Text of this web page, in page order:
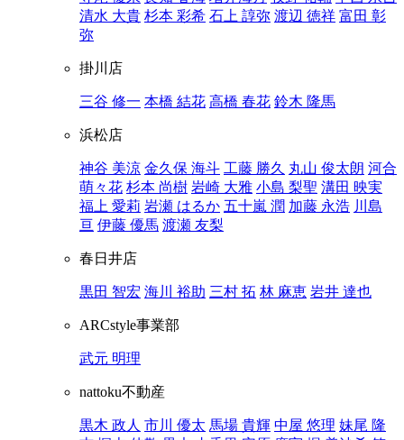
清水 大貴 杉本 彩希 石上 諄弥 渡辺 徳祥 富田 彰
弥
掛川店
三谷 修一 本橋 結花 高橋 春花 鈴木 隆馬
浜松店
神谷 美涼 金久保 海斗 工藤 勝久 丸山 俊太朗 河合
萌々花 杉本 尚樹 岩崎 大雅 小島 梨聖 溝田 映実
福上 愛莉 岩瀬 はるか 五十嵐 潤 加藤 永浩 川島
亘 伊藤 優馬 渡瀬 友梨
春日井店
黒田 智宏 海川 裕助 三村 拓 林 麻恵 岩井 達也
ARCstyle事業部
武元 明理
nattoku不動産
黒木 政人 市川 優太 馬場 貴輝 中屋 悠理 妹尾 隆